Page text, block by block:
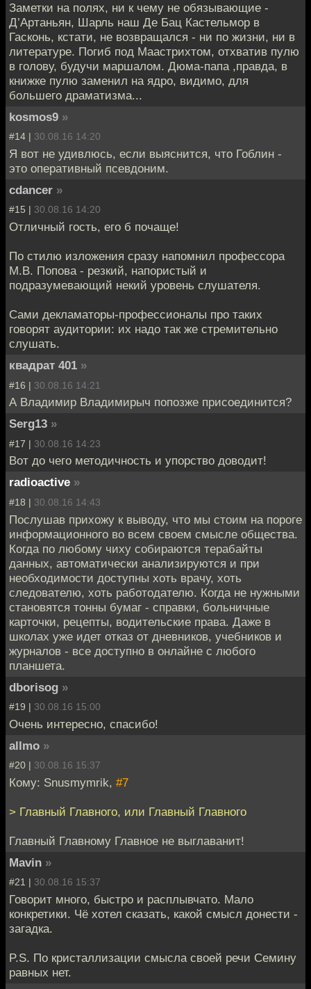
Заметки на полях, ни к чему не обязывающие -
Д’Артаньян, Шарль наш Де Бац Кастельмор в
Гасконь, кстати, не возвращался - ни по жизни, ни в
литературе. Погиб под Маастрихтом, отхватив пулю
в голову, будучи маршалом. Дюма-папа ,правда, в
книжке пулю заменил на ядро, видимо, для
большего драматизма...
kosmos9 »
#14 | 30.08.16 14:20
Я вот не удивлюсь, если выяснится, что Гоблин -
это оперативный псевдоним.
cdancer »
#15 | 30.08.16 14:20
Отличный гость, его б почаще!
По стилю изложения сразу напомнил профессора
М.В. Попова - резкий, напористый и
подразумевающий некий уровень слушателя.
Сами декламаторы-профессионалы про таких
говорят аудитории: их надо так же стремительно
слушать.
квадрат 401 »
#16 | 30.08.16 14:21
А Владимир Владимирыч попозже присоединится?
Serg13 »
#17 | 30.08.16 14:23
Вот до чего методичность и упорство доводит!
radioactive »
#18 | 30.08.16 14:43
Послушав прихожу к выводу, что мы стоим на пороге
информационного во всем своем смысле общества.
Когда по любому чиху собираются терабайты
данных, автоматически анализируются и при
необходимости доступны хоть врачу, хоть
следователю, хоть работодателю. Когда не нужными
становятся тонны бумаг - справки, больничные
карточки, рецепты, водительские права. Даже в
школах уже идет отказ от дневников, учебников и
журналов - все доступно в онлайне с любого
планшета.
dborisog »
#19 | 30.08.16 15:00
Очень интересно, спасибо!
allmo »
#20 | 30.08.16 15:37
Кому: Snusmymrik, #7
> Главный Главного, или Главный Главного
Главный Главному Главное не выглаванит!
Mavin »
#21 | 30.08.16 15:37
Говорит много, быстро и расплывчато. Мало
конкретики. Чё хотел сказать, какой смысл донести -
загадка.
P.S. По кристаллизации смысла своей речи Семину
равных нет.